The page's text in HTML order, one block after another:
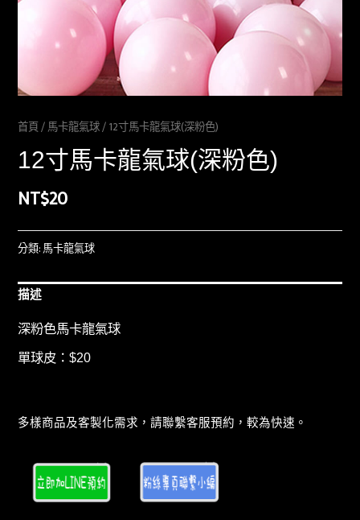
首頁/馬卡龍氣球/ 12寸馬卡龍氣球(深粉色)
12寸馬卡龍氣球(深粉色)
NT$20
分類:馬卡龍氣球
描述
深粉色馬卡龍氣球
單球皮：$20
多樣商品及客製化需求，請聯繫客服預約，較為快速。